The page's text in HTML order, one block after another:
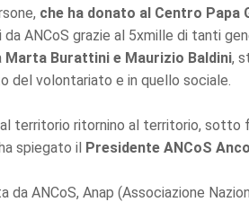
che ha donato al Centro Papa
ANCoS grazie al 5xmille di tanti
Marta Burattini e Maurizio Baldini,
del volontariato e in quello sociale.
territorio ritornino al territorio,
spiegato il Presidente ANCoS
da ANCoS, Anap (Associazione